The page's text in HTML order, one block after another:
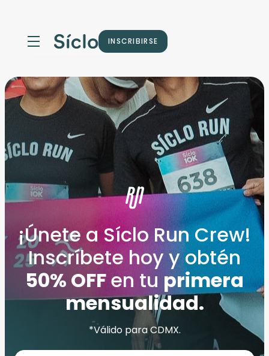
INSCRIBIRSE
¡Únete a Síclo Run Crew!
Inscríbete hoy y obtén
50% OFFen tu primera
mensualidad.
*Válido para CDMX.